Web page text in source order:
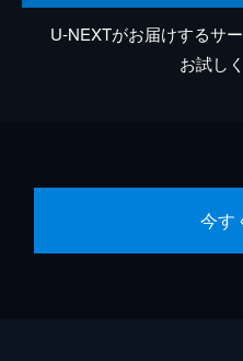
U-NEXTがお届けするサ
お試し
今す